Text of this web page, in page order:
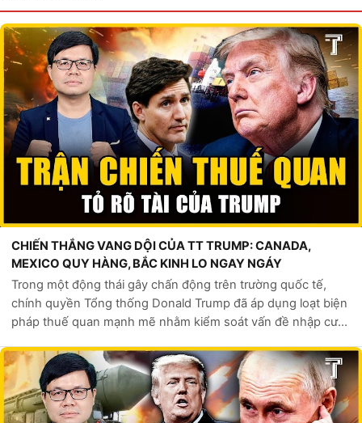
CHIẾN THẮNG VANG DỘI CỦA TT TRUMP: CANADA,
MEXICO QUY HÀNG, BẮC KINH LO NGAY NGÁY
Trong một động thái gây chấn động trên trường quốc tế,
chính quyền Tổng thống Donald Trump đã áp dụng loạt biện
pháp thuế quan mạnh mẽ nhằm kiểm soát vấn đề nhập cư
và Trung Quốc – những đối tá...